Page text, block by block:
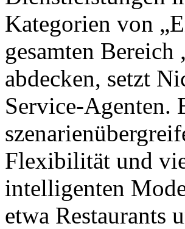
Kategorien von
gesamten
abdecken, setzt
Service-Agenten.
Flexibilität und
intelligenten
etwa Restaurants